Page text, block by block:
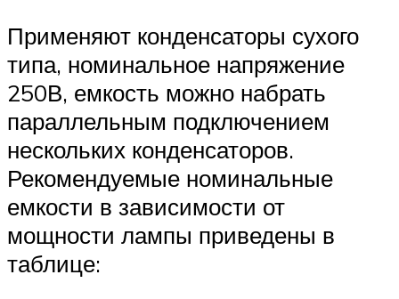
Применяют конденсаторы сухого
типа, номинальное напряжение
250В, емкость можно набрать
параллельным подключением
нескольких конденсаторов.
Рекомендуемые номинальные
емкости в зависимости от
мощности лампы приведены в
таблице: